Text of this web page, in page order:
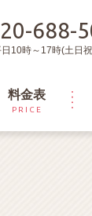
688-
10時～17時(土日
料金表
PRICE